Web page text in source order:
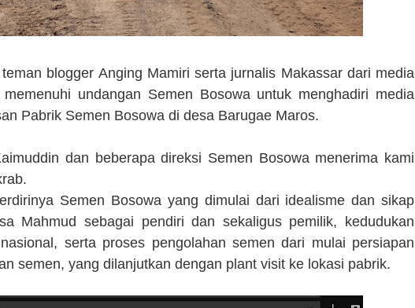
blogger Anging Mamiri serta jurnalis Makassar dari media
undangan Semen Bosowa untuk menghadiri media
Pabrik Semen Bosowa di desa Barugae Maros.
dan beberapa direksi Semen Bosowa menerima kami
Semen Bosowa yang dimulai dari idealisme dan sikap
Mahmud sebagai pendiri dan sekaligus pemilik, kedudukan
serta proses pengolahan semen dari mulai persiapan
semen, yang dilanjutkan dengan plant visit ke lokasi pabrik.